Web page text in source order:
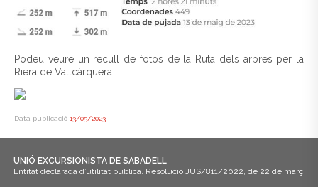
Podeu veure un recull de fotos de la Ruta dels arbres per la
Riera de Vallcàrquera.
Data publicació 13/05/2023
UNIÓ EXCURSIONISTA DE SABADELL
Entitat declarada d’utilitat pública. Resolució JUS/811/2022, de 22 de març